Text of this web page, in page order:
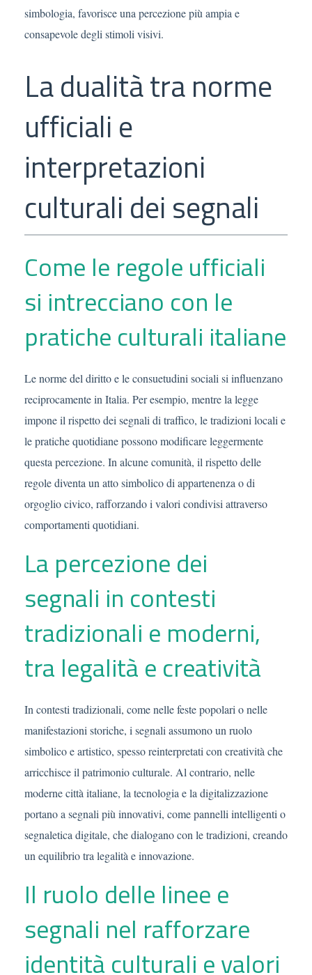
simbologia, favorisce una percezione più ampia e
consapevole degli stimoli visivi.
La dualità tra norme
ufficiali e
interpretazioni
culturali dei segnali
Come le regole ufficiali
si intrecciano con le
pratiche culturali italiane
Le norme del diritto e le consuetudini sociali si influenzano
reciprocamente in Italia. Per esempio, mentre la legge
impone il rispetto dei segnali di traffico, le tradizioni locali e
le pratiche quotidiane possono modificare leggermente
questa percezione. In alcune comunità, il rispetto delle
regole diventa un atto simbolico di appartenenza o di
orgoglio civico, rafforzando i valori condivisi attraverso
comportamenti quotidiani.
La percezione dei
segnali in contesti
tradizionali e moderni,
tra legalità e creatività
In contesti tradizionali, come nelle feste popolari o nelle
manifestazioni storiche, i segnali assumono un ruolo
simbolico e artistico, spesso reinterpretati con creatività che
arricchisce il patrimonio culturale. Al contrario, nelle
moderne città italiane, la tecnologia e la digitalizzazione
portano a segnali più innovativi, come pannelli intelligenti o
segnaletica digitale, che dialogano con le tradizioni, creando
un equilibrio tra legalità e innovazione.
Il ruolo delle linee e
segnali nel rafforzare
identità culturali e valori